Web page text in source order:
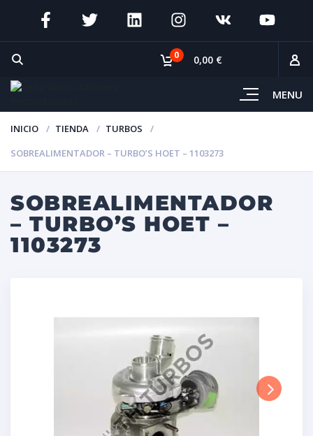
MENU
0 0,00 €
INICIO TIENDA
TURBOS
SOBREALIMENTADOR – TURBO’S HOET – 1103273
SOBREALIMENTADOR
– TURBO’S HOET –
1103273